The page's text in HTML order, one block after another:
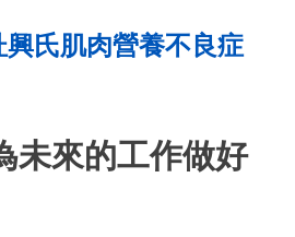
氏肌肉營養不良症
未來的工作做好